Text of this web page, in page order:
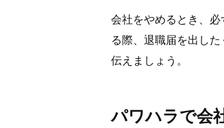
会社をやめるとき、
る際、退職届を出し
伝えましょう。
パワハラで会